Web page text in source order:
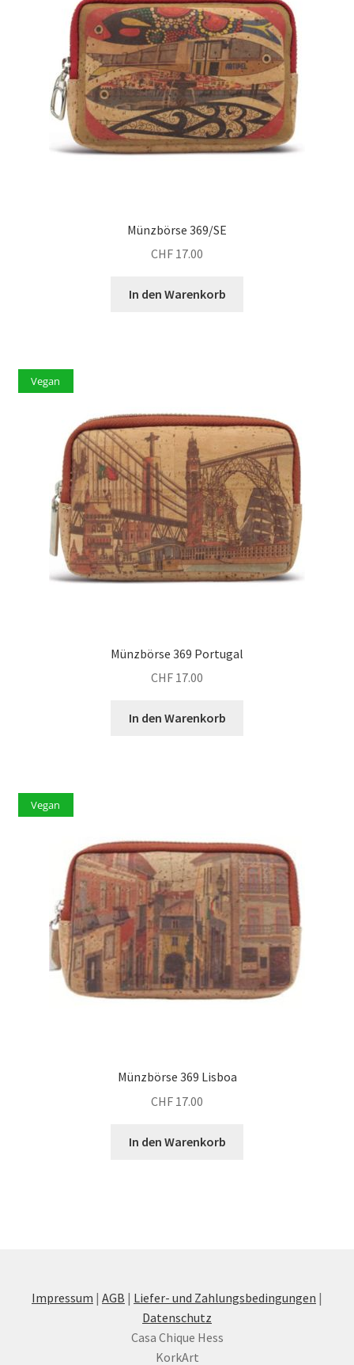
Münzbörse 369/SE
CHF 17.00
In den Warenkorb
Vegan
Münzbörse 369 Portugal
CHF 17.00
In den Warenkorb
Vegan
Münzbörse 369 Lisboa
CHF 17.00
In den Warenkorb
Impressum | AGB | Liefer- und Zahlungsbedingungen |
Datenschutz
Casa Chique Hess
KorkArt